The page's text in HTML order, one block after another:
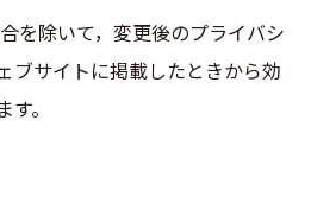
を除いて，変更後のプライバシ
ブサイトに掲載したときから効
。